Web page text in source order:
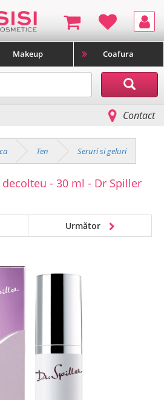
Makeup Coafura
Contact
Ten Seruri si geluri
- 30 ml - Dr Spiller
Următor